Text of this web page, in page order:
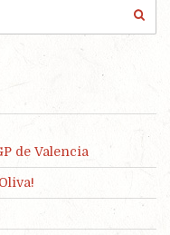
de Valencia